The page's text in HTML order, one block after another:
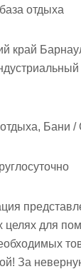
отдыха
край
Бани /
целях для
За